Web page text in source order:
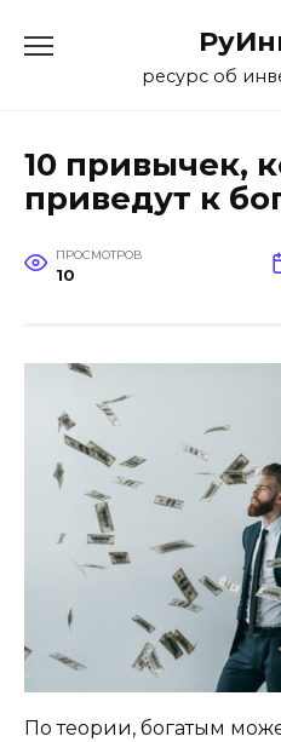
ресурс об
10 привычек,
приведут к
ПРОСМОТРОВ
10
По теории, богатым